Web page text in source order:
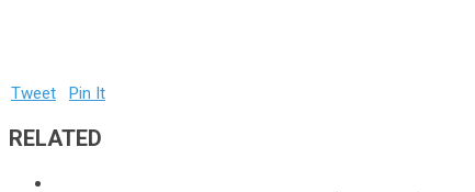
Tweet Pin It
RELATED